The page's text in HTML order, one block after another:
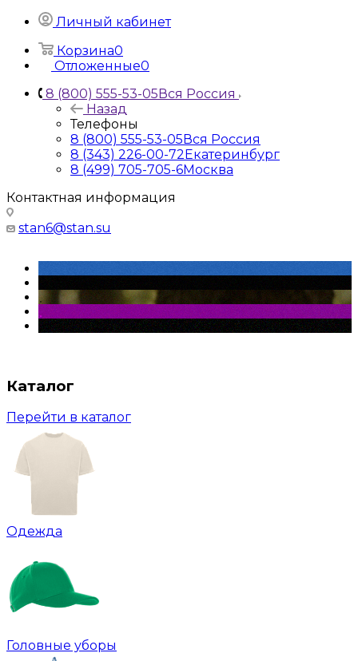
Личный кабинет
Корзина0
Отложенные0
8 (800) 555-53-05Вся Россия
Назад
Телефоны
8 (800) 555-53-05Вся Россия
8 (343) 226-00-72Екатеринбург
8 (499) 705-705-6Москва
Контактная информация
stan6@stan.su
Каталог
Перейти в каталог
Одежда
Головные уборы